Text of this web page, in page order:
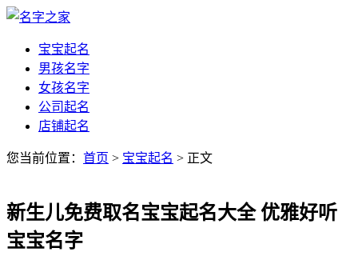
宝宝起名
男孩名字
女孩名字
公司起名
店铺起名
您当前位置： 首页 > 宝宝起名 > 正文
新生儿免费取名宝宝起名大全 优雅好听
宝宝名字